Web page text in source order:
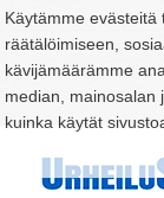
Käytämme
räätälöimiseen,
kävijämäärämme
median, mainosalan
kuinka käytät